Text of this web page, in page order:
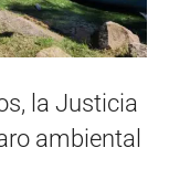
la Justicia
ambiental